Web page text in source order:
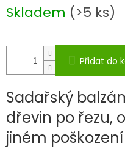
Skladem (>5 ks)
Přidat do
Sadařský
dřevin po řezu,
jiném poškození